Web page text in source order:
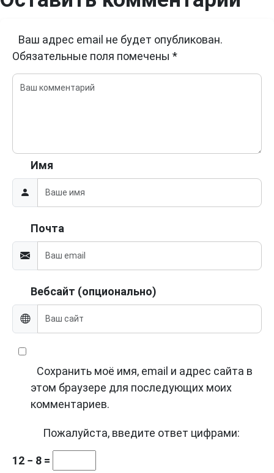
Ваш адрес email не будет опубликован.
Обязательные поля помечены *
Имя
Почта
Вебсайт (опционально)
Сохранить моё имя, email и адрес сайта в
этом браузере для последующих моих
комментариев.
Пожалуйста, введите ответ цифрами:
12 − 8 =